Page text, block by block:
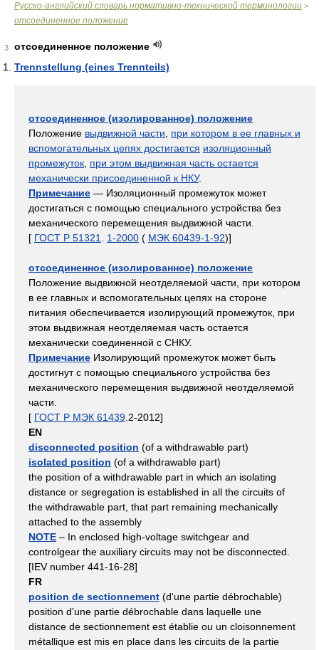
Русско-английский словарь нормативно-технической терминологии >
отсоединенное положение
3
отсоединенное положение
Trennstellung (eines Trennteils)
отсоединенное (изолированное) положение
Положение выдвижной части
при котором в ее главных и
вспомогательных цепях достигается изоляционный
промежуток при этом выдвижная часть остается
механически присоединенной к НКУ.
Примечание — Изоляционный промежуток может
достигаться с помощью специального устройства без
механического перемещения выдвижной части.
[ ГОСТ Р 51321 1-2000 ( МЭК 60439-1-92)]
отсоединенное (изолированное) положение
Положение выдвижной неотделяемой части, при котором
в ее главных и вспомогательных цепях на стороне
питания обеспечивается изолирующий промежуток, при
этом выдвижная неотделяемая часть остается
механически соединенной с СНКУ.
Примечание Изолирующий промежуток может быть
достигнут с помощью специального устройства без
механического перемещения выдвижной неотделяемой
части.
[ ГОСТ Р МЭК 61439 .2-2012]
EN
disconnected position (of a withdrawable part)
isolated position (of a withdrawable part)
the position of a withdrawable part in which an isolating
distance or segregation is established in all the circuits of
the withdrawable part, that part remaining mechanically
attached to the assembly
NOTE – In enclosed high-voltage switchgear and
controlgear the auxiliary circuits may not be disconnected.
[IEV number 441-16-28]
FR
position de sectionnement (d'une partie débrochable)
position d'une partie débrochable dans laquelle une
distance de sectionnement est établie ou un cloisonnement
métallique est mis en place dans les circuits de la partie